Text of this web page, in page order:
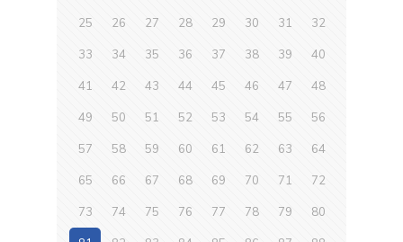
25 26 27 28 29 30 31 32
33 34 35 36 37 38 39 40
41 42 43 44 45 46 47 48
49 50 51 52 53 54 55 56
57 58 59 60 61 62 63 64
65 66 67 68 69 70 71 72
73 74 75 76 77 78 79 80